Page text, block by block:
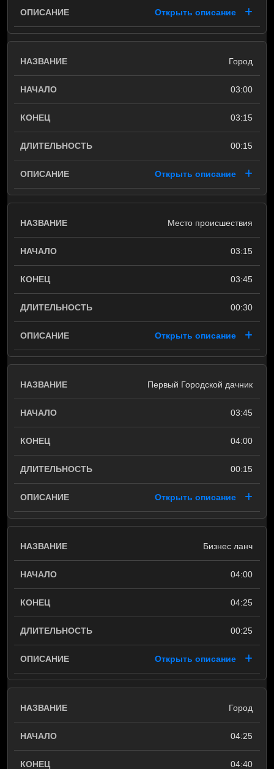
Открыть описание
Город
03:00
03:15
00:15
Открыть описание
Место происшествия
03:15
03:45
00:30
Открыть описание
Первый Городской дачник
03:45
04:00
00:15
Открыть описание
Бизнес ланч
04:00
04:25
00:25
Открыть описание
Город
04:25
04:40